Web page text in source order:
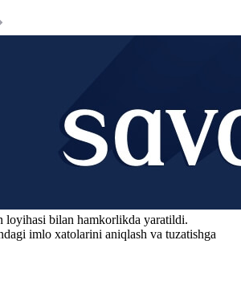
loyihasi bilan hamkorlikda yaratildi.
imlo xatolarini aniqlash va tuzatishga